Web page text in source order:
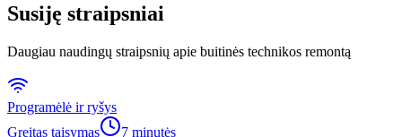
Susiję straipsniai
Daugiau naudingų straipsnių apie buitinės technikos remontą
Programėlė ir ryšys
Greitas taisymas
7 minutės